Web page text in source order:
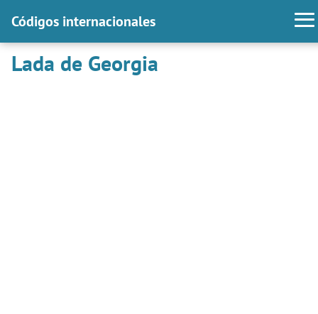
Códigos internacionales
Lada de Georgia